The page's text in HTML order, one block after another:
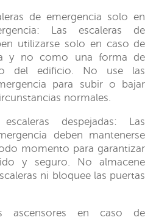
de emergencia solo en
Las escaleras de
utilizarse solo en caso de
y no como una forma de
del edificio. No use las
para subir o bajar
normales.
despejadas: Las
deben mantenerse
momento para garantizar
y seguro. No almacene
ni bloquee las puertas
ascensores en caso de